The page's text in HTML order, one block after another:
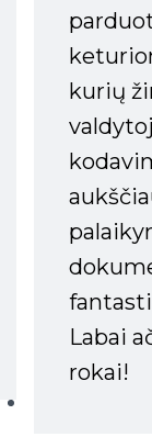
kurių
Labai
rokai!